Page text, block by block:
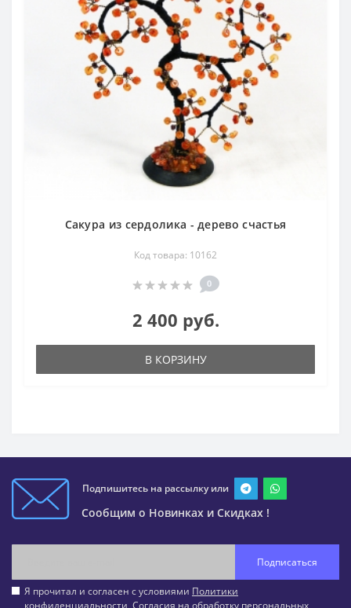
Сакура из сердолика - дерево счастья
Код товара: 10162
0
2 400 руб.
В КОРЗИНУ
Подпишитесь на рассылку или
Сообщим о Новинках и Скидках !
Подписаться
Я прочитал и согласен с условиями Политики